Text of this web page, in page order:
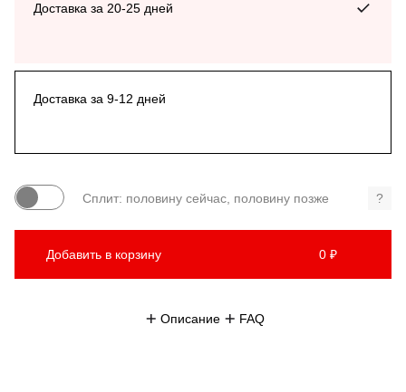
Доставка за 20-25 дней
Доставка за 9-12 дней
Сплит: половину сейчас, половину позже ?
Добавить в корзину 0 ₽
Описание FAQ